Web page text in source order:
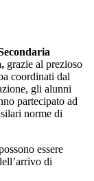
grazie al prezioso
coordinati dal
gli alunni
partecipato ad
norme di
essere
di